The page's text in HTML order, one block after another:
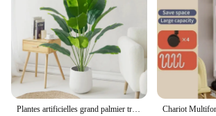
Plantes artificielles grand palmier tropical, 1 pièce, faux gels, feuilles, vrai toucher, plastique, Monstera, pour la maison, le jardin, décor de fête